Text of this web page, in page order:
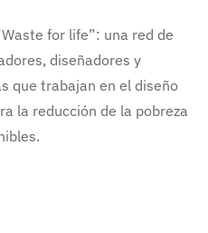
for life”: una red de
diseñadores y
que trabajan en el diseño
la reducción de la pobreza